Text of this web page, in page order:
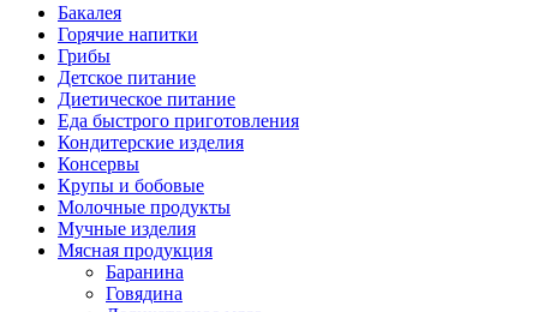
Бакалея
Горячие напитки
Грибы
Детское питание
Диетическое питание
Еда быстрого приготовления
Кондитерские изделия
Консервы
Крупы и бобовые
Молочные продукты
Мучные изделия
Мясная продукция
Баранина
Говядина